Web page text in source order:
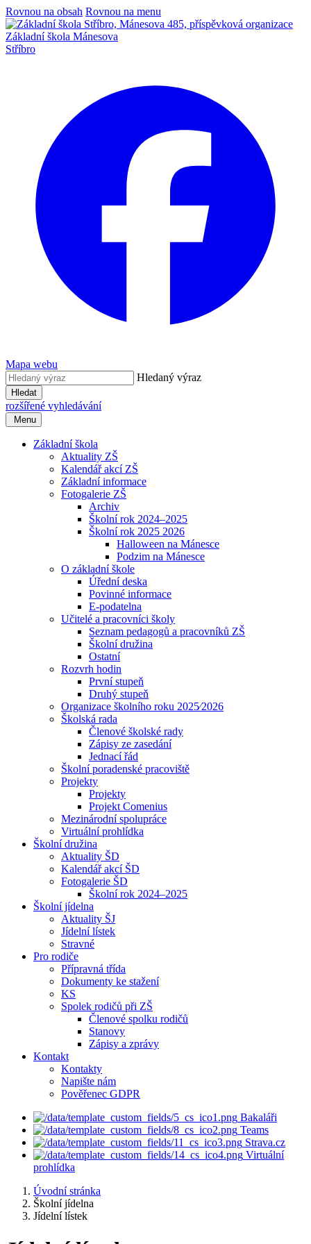
Rovnou na obsah Rovnou na menu
Základní škola Mánesova
Stříbro
Mapa webu
Hledaný výraz
Hledat
rozšířené vyhledávání
Menu
Základní škola
Aktuality ZŠ
Kalendář akcí ZŠ
Základní informace
Fotogalerie ZŠ
Archiv
Školní rok 2024–2025
Školní rok 2025 2026
Halloween na Mánesce
Podzim na Mánesce
O základní škole
Úřední deska
Povinné informace
E-podatelna
Učitelé a pracovníci školy
Seznam pedagogů a pracovníků ZŠ
Školní družina
Ostatní
Rozvrh hodin
První stupeň
Druhý stupeň
Organizace školního roku 2025⁄2026
Školská rada
Členové školské rady
Zápisy ze zasedání
Jednací řád
Školní poradenské pracoviště
Projekty
Projekty
Projekt Comenius
Mezinárodní spolupráce
Virtuální prohlídka
Školní družina
Aktuality ŠD
Kalendář akcí ŠD
Fotogalerie ŠD
Školní rok 2024–2025
Školní jídelna
Aktuality ŠJ
Jídelní lístek
Stravné
Pro rodiče
Přípravná třída
Dokumenty ke stažení
KS
Spolek rodičů při ZŠ
Členové spolku rodičů
Stanovy
Zápisy a zprávy
Kontakt
Kontakty
Napište nám
Pověřenec GDPR
Bakaláři
Teams
Strava.cz
Virtuální
prohlídka
Úvodní stránka
Školní jídelna
Jídelní lístek